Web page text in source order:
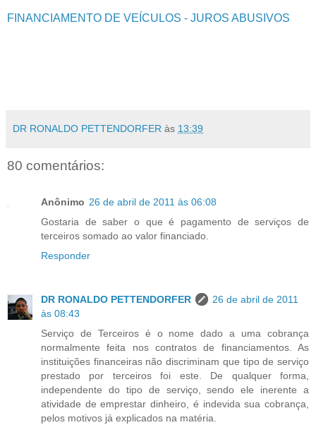
FINANCIAMENTO DE VEÍCULOS - JUROS ABUSIVOS
DR RONALDO PETTENDORFER às 13:39
80 comentários:
Anônimo 26 de abril de 2011 às 06:08
Gostaria de saber o que é pagamento de serviços de
terceiros somado ao valor financiado.
Responder
DR RONALDO PETTENDORFER
26 de abril de 2011
às 08:43
Serviço de Terceiros é o nome dado a uma cobrança
normalmente feita nos contratos de financiamentos. As
instituições financeiras não discriminam que tipo de serviço
prestado por terceiros foi este. De qualquer forma,
independente do tipo de serviço, sendo ele inerente a
atividade de emprestar dinheiro, é indevida sua cobrança,
pelos motivos já explicados na matéria.